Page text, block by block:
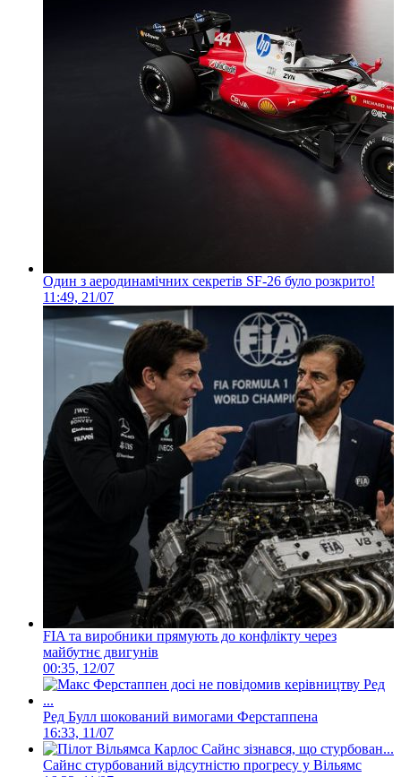
Один з аеродинамічних секретів SF-26 було розкрито!
11:49, 21/07
FIA та виробники прямують до конфлікту через
майбутнє двигунів
00:35, 12/07
Ред Булл шокований вимогами Ферстаппена
16:33, 11/07
Сайнс стурбований відсутністю прогресу у Вільямс